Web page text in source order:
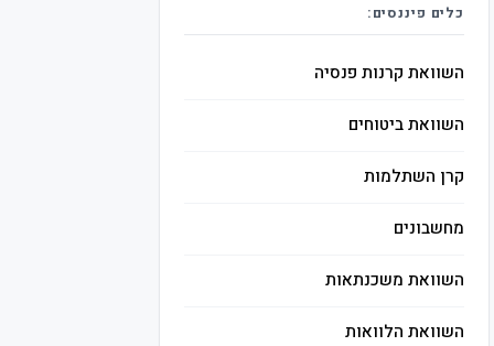
כלים פיננסים:
השוואת קרנות פנסיה
השוואת ביטוחים
קרן השתלמות
מחשבונים
השוואת משכנתאות
השוואת הלוואות